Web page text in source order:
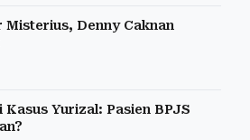
Misterius, Denny Caknan
Yurizal: Pasien BPJS